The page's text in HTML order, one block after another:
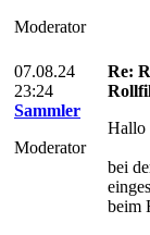
Moderator
07.08.24
23:24
Sammler
Moderator
Re:
Hallo
bei
beim